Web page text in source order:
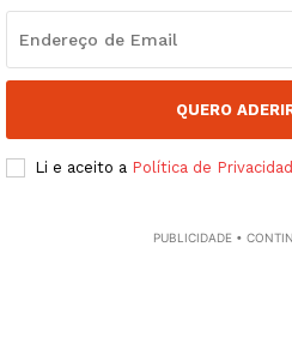
QUERO
Li e aceito a Política de
PUBLICIDADE •